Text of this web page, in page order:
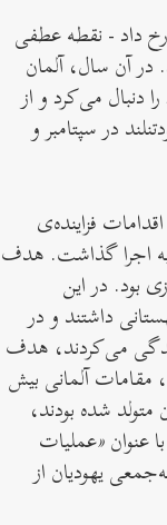
رخ داد - نقطه عطفی
در آن سال، آلمان
دنبال می‌کرد و از
در سپتامبر و
اقدامات فزاینده‌ی
اجرا گذاشت. هدف
بود. در این
داشتند و در
می‌کردند، هدف
قرار گرفتند. در فاصله‌ی ۲۷ تا ۲۹ اکتبر ۱۹۳۸، مقامات آلمانی بیش
متولد شده بودند،
عنوان«عملیات
یهودیان از